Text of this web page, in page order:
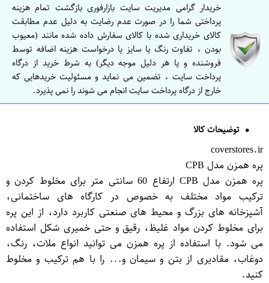
خریدار گرامی مدیریت سایت بازارفوری بازگشت تمام هزینه
پرداختی شما را در صورت عدم رضایت به دلیل عدم مطابقت
کالای خریداری شده با کالای سفارش داده شده مانند (معیوب
بودن ، تفاوت رنگ یا سایز یا درخواست هزینه اضافه توسط
فروشنده و یا هر دلیل موجه دیگر) به شرط خرید از درگاه
پرداخت سایت ، تضمین می نماید و مسئولیت خریدهایی که
خارج از درگاه پرداخت سایت انجام می شوند را نمی پذیرد.
توضیحات کالا
coverstores.ir
پره همزن مدل CPB
پره همزن مدل CPB ارتفاع 60 سانتی متر برای مخلوط کردن و
ترکیب مواد مختلف به خصوص در کارگاه های ساختمانی،
آشپزخانه های بزرگ و محیط های صنعتی کاربرد دارد، از این پره
برای مخلوط کردن مواد غلیظ، رقیق و حتی خمیری شکل استفاده
می شود. با استفاده از پره همزن می توانید انواع ملات، رنگ،
دوغاب، مقادیری از بتن و سیمان و... را با هم ترکیب و مخلوط
کنید.